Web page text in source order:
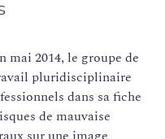
mai 2014, le groupe de
pluridisciplinaire
dans sa fiche
de mauvaise